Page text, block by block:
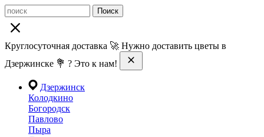
Поиск
Круглосуточная доставка 🚀 Нужно доставить цветы в
Дзержинске 💐 ? Это к нам!
Дзержинск
Колодкино
Богородск
Павлово
Пыра